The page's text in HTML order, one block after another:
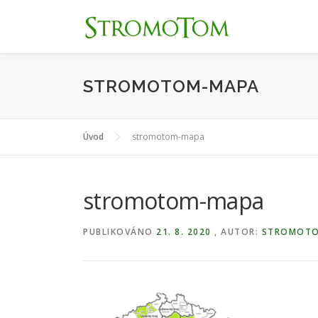
STROMOTOM-MAPA
Úvod stromotom-mapa
stromotom-mapa
PUBLIKOVÁNO 21. 8. 2020 , AUTOR: